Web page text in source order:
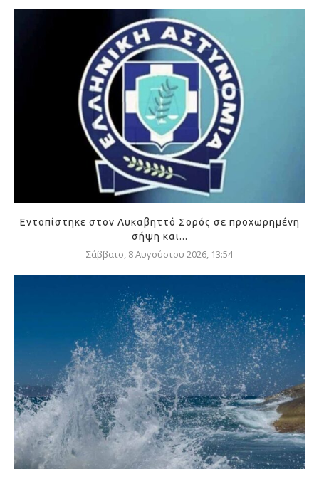
Εντοπίστηκε στον Λυκαβηττό Σορός σε προχωρημένη
σήψη και...
Σάββατο, 8 Αυγούστου 2026, 13:54